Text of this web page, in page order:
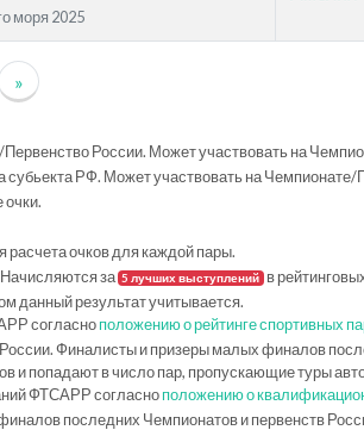
моря 2025
»
России. Может участвовать на
РФ. Может участвовать на Чемпионате/
очки.
расчета очков для каждой пары.
за 5 лучших выступлений в
данный результат учитывается.
согласноположению о рейтинге спортивных
Финалисты и призеры малых финалов
и попадают в число пар, пропускающие туры
ФТСАРР согласноположению о
последних Чемпионатов и первенств